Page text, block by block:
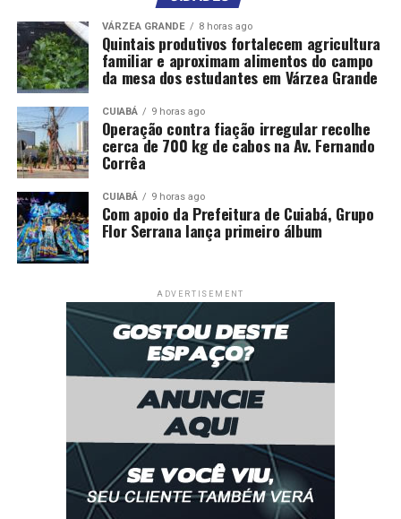
VÁRZEA GRANDE 8 horas ago
Quintais produtivos fortalecem agricultura
familiar e aproximam alimentos do campo
da mesa dos estudantes em Várzea Grande
CUIABÁ 9 horas ago
Operação contra fiação irregular recolhe
cerca de 700 kg de cabos na Av. Fernando
Corrêa
CUIABÁ 9 horas ago
Com apoio da Prefeitura de Cuiabá, Grupo
Flor Serrana lança primeiro álbum
ADVERTISEMENT